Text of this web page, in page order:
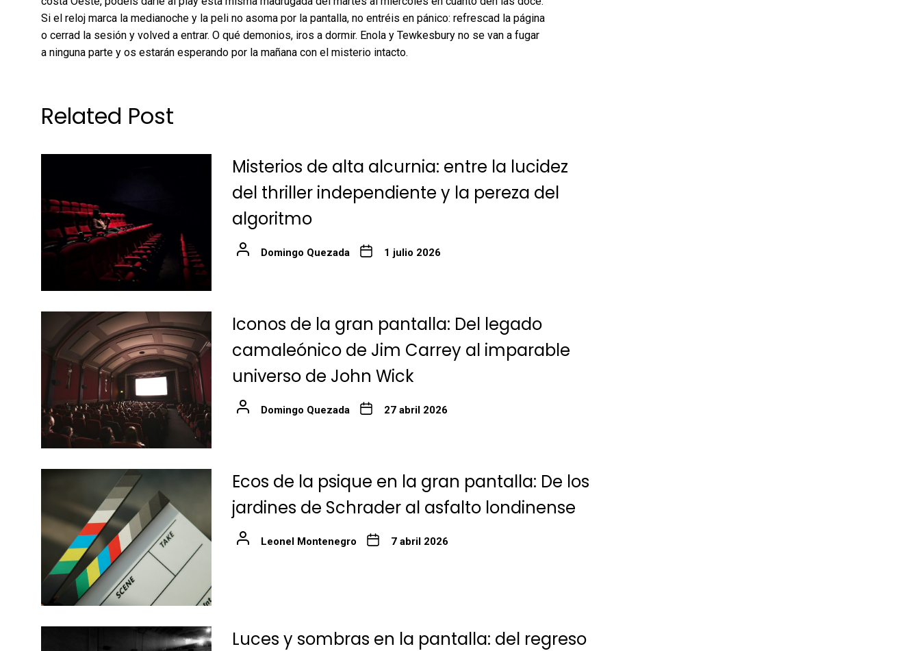
Si el reloj marca la medianoche y la peli no asoma por la pantalla, no entréis en pánico: refrescad la página
o cerrad la sesión y volved a entrar. O qué demonios, iros a dormir. Enola y Tewkesbury no se van a fugar
a ninguna parte y os estarán esperando por la mañana con el misterio intacto.
Related Post
Misterios de alta alcurnia: entre la lucidez
del thriller independiente y la pereza del
algoritmo
Domingo Quezada 1 julio 2026
Iconos de la gran pantalla: Del legado
camaleónico de Jim Carrey al imparable
universo de John Wick
Domingo Quezada 27 abril 2026
Ecos de la psique en la gran pantalla: De los
jardines de Schrader al asfalto londinense
Leonel Montenegro 7 abril 2026
Luces y sombras en la pantalla: del regreso